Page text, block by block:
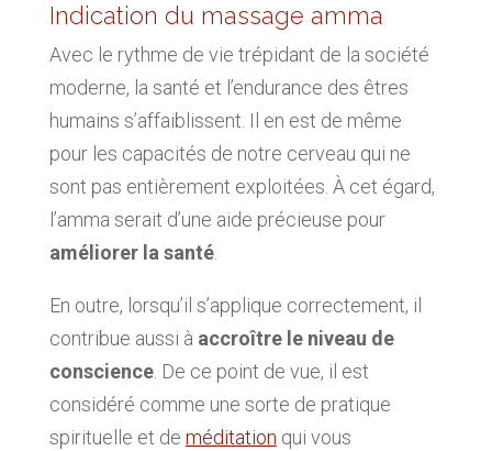
Indication du massage amma
Avec le rythme de vie trépidant de la société
moderne, la santé et l’endurance des êtres
humains s’affaiblissent. Il en est de même
pour les capacités de notre cerveau qui ne
sont pas entièrement exploitées. À cet égard,
l’amma serait d’une aide précieuse pour
améliorer la santé.
En outre, lorsqu’il s’applique correctement, il
contribue aussi à accroître le niveau de
conscience. De ce point de vue, il est
considéré comme une sorte de pratique
spirituelle et de méditation qui vous